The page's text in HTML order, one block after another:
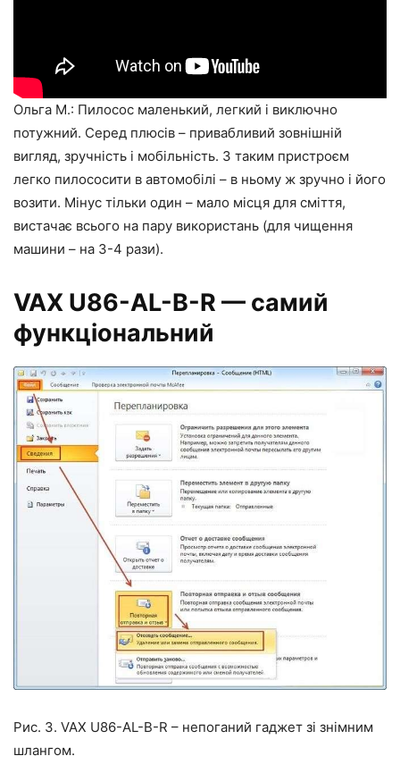
Ольга М.: Пилосос маленький, легкий і виключно
потужний. Серед плюсів – привабливий зовнішній
вигляд, зручність і мобільність. З таким пристроєм
легко пилососити в автомобілі – в ньому ж зручно і його
возити. Мінус тільки один – мало місця для сміття,
вистачає всього на пару використань (для чищення
машини – на 3-4 рази).
VAX U86-AL-B-R — самий
функціональний
Рис. 3. VAX U86-AL-B-R – непоганий гаджет зі знімним
шлангом.